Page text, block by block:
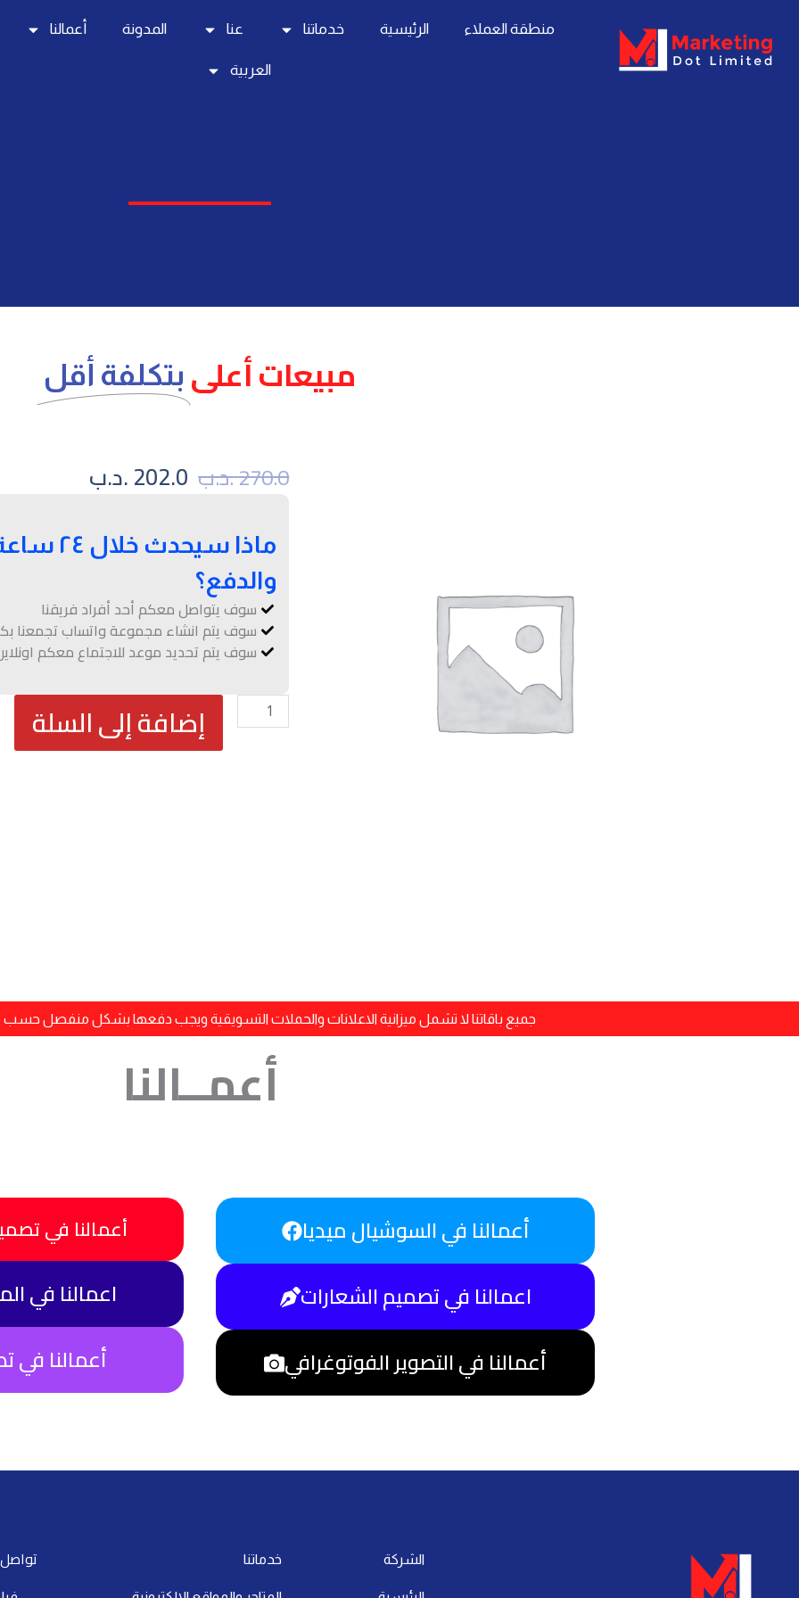
المحتوى
منطقة العملاء الرئيسية خدماتنا عنا المدونة أعمالنا
العربية
مبيعات أعلى بتكلفة أقل
270.0.د.ب السعر
الأصلي
270.0 .د.ب.
202.0.د.بالسعر
202.0 .د.ب.ماذا
والدفع؟
سوف يتواصل معكم أحد أفراد فريقنا
سوف يتم انشاء مجموعة واتساب تجمعنا
سوف يتم تحديد موعد للاجتماع معكم
كمية
باقة
إضافة إلى السلة
جميع باقاتنا لا تشمل ميزانية الاعلانات والحملات التسويقية ويجب دفعها بشكل منفصل حسب
أعمــالنا
أعمالنا في السوشيال ميديا
اعمالنا في تصميم الشعارات
أعمالنا في التصوير الفوتوغرافي
أعمالنا في
اعمالنا في
أعمالنا في
الشركة خدماتنا